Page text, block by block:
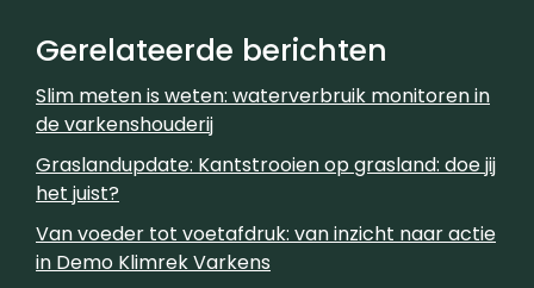
Gerelateerde berichten
Slim meten is weten: waterverbruik monitoren in
de varkenshouderij
Graslandupdate: Kantstrooien op grasland: doe jij
het juist?
Van voeder tot voetafdruk: van inzicht naar actie
in Demo Klimrek Varkens